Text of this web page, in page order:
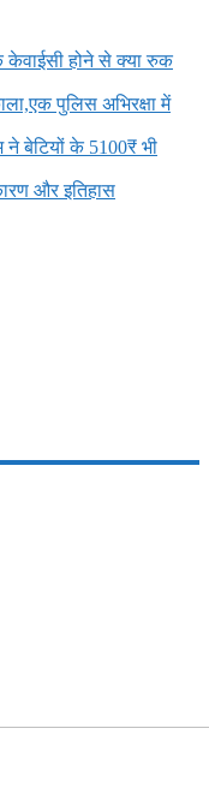
केवाईसी होने से क्या रुक
पुलिस अभिरक्षा में
बेटियों के 5100₹ भी
और इतिहास